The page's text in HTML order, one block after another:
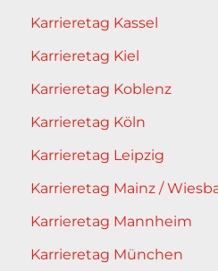
Karrieretag Kassel
Karrieretag Kiel
Karrieretag Koblenz
Karrieretag Köln
Karrieretag Leipzig
Karrieretag Mainz /
Karrieretag Mannheim
Karrieretag München